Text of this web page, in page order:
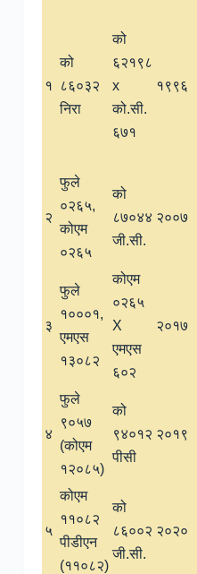
१
को
८६०३२
निरा
को
६२१९८
x
को.सी.
६७१
१९९६
२
फुले
०२६५,
कोएम
०२६५
को
८७०४४
जी.सी.
२००७
३
फुले
१०००१,
एमएस
१३०८२
कोएम
०२६५
X
एमएस
६०२
२०१७
४
फुले
९०५७
(कोएम
१२०८५)
को
९४०१२
पीसी
२०१९
५
कोएम
११०८२
पीडीएन
(११०८२)
को
८६००२
जी.सी.
२०२०